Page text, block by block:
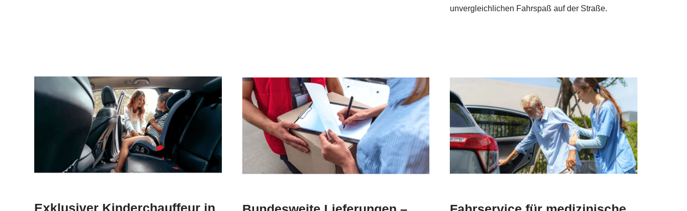
unvergleichlichen Fahrspaß auf der Straße.
Exklusiver Kinderchauffeur in